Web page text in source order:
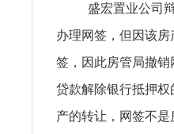
盛宏置业公司
办理网签，但因该
签，因此房管局撤
贷款解除银行抵押
产的转让，网签不